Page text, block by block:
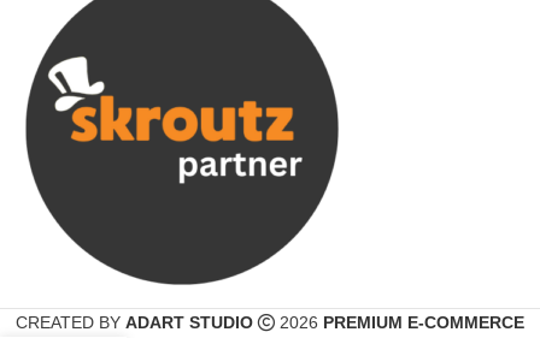
CREATED BY ADART STUDIO 2026 PREMIUM E-COMMERCE